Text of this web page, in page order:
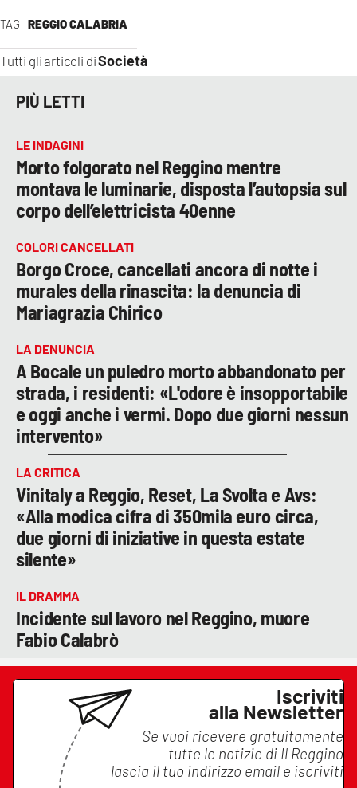
TAG REGGIO CALABRIA
Tutti gli articoli diSocietà
PIÙ LETTI
LE INDAGINI
Morto folgorato nel Reggino mentre
montava le luminarie, disposta l’autopsia sul
corpo dell’elettricista 40enne
COLORI CANCELLATI
Borgo Croce, cancellati ancora di notte i
murales della rinascita: la denuncia di
Mariagrazia Chirico
LA DENUNCIA
A Bocale un puledro morto abbandonato per
strada, i residenti: «L'odore è insopportabile
e oggi anche i vermi. Dopo due giorni nessun
intervento»
LA CRITICA
Vinitaly a Reggio, Reset, La Svolta e Avs:
«Alla modica cifra di 350mila euro circa,
due giorni di iniziative in questa estate
silente»
IL DRAMMA
Incidente sul lavoro nel Reggino, muore
Fabio Calabrò
Iscriviti
alla Newsletter
Se vuoi ricevere gratuitamente
tutte le notizie di Il Reggino
lascia il tuo indirizzo email e iscriviti